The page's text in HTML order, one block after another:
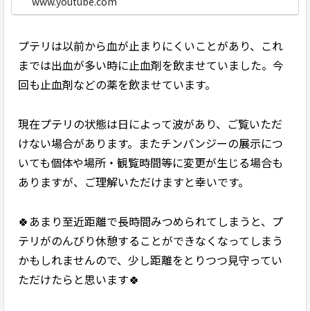
プテリは以前から血が止まりにくいことがあり、これ
までは出血が多い時に止血剤を飲ませていました。今
回も止血剤などの薬を飲ませています。
現在プテリの状態は日によって波があり、ご覧いただ
けない場合があります。またチンパンジーの展示につ
いても個体や場所・観覧時間等に変更が生じる場合も
ありますが、ご理解いただけますと幸いです。
🍀あまり至近距離で長時間みつめられてしまうと、プ
テリがのんびり休憩することができなくなってしまう
かもしれませんので、少し距離をとりつつ見守ってい
ただけたらと思います🍀